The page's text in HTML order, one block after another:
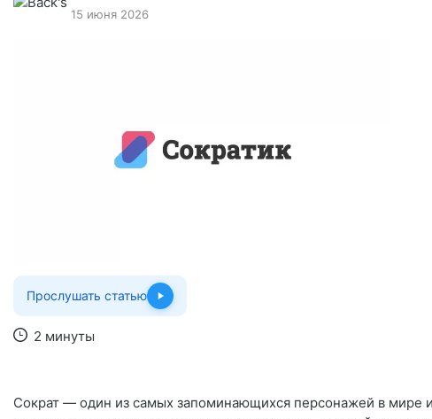
15 июня 2026
Прослушать статью
2 минуты
Сократ — один из самых запоминающихся персонажей в мире